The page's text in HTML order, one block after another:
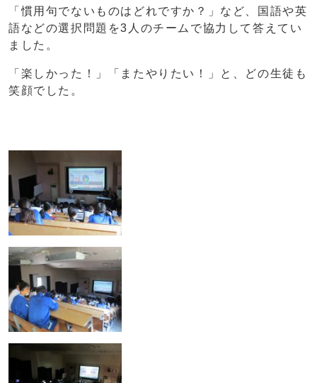
「慣用句でないものはどれですか？」など、国語や英
語などの選択問題を3人のチームで協力して答えてい
ました。
「楽しかった！」「またやりたい！」と、どの生徒も
笑顔でした。